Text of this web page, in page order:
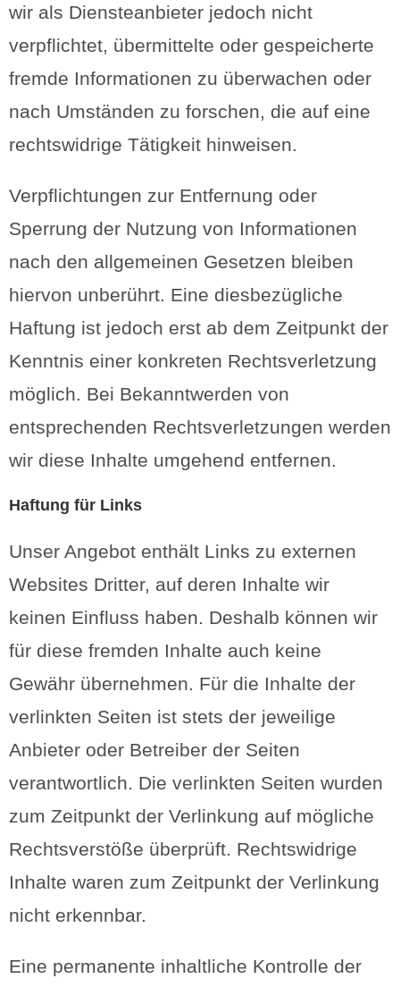
wir als Diensteanbieter jedoch nicht
verpflichtet, übermittelte oder gespeicherte
fremde Informationen zu überwachen oder
nach Umständen zu forschen, die auf eine
rechtswidrige Tätigkeit hinweisen.
Verpflichtungen zur Entfernung oder
Sperrung der Nutzung von Informationen
nach den allgemeinen Gesetzen bleiben
hiervon unberührt. Eine diesbezügliche
Haftung ist jedoch erst ab dem Zeitpunkt der
Kenntnis einer konkreten Rechtsverletzung
möglich. Bei Bekanntwerden von
entsprechenden Rechtsverletzungen werden
wir diese Inhalte umgehend entfernen.
Haftung für Links
Unser Angebot enthält Links zu externen
Websites Dritter, auf deren Inhalte wir
keinen Einfluss haben. Deshalb können wir
für diese fremden Inhalte auch keine
Gewähr übernehmen. Für die Inhalte der
verlinkten Seiten ist stets der jeweilige
Anbieter oder Betreiber der Seiten
verantwortlich. Die verlinkten Seiten wurden
zum Zeitpunkt der Verlinkung auf mögliche
Rechtsverstöße überprüft. Rechtswidrige
Inhalte waren zum Zeitpunkt der Verlinkung
nicht erkennbar.
Eine permanente inhaltliche Kontrolle der